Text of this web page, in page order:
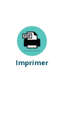
Imprimer